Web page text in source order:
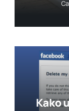
Kako